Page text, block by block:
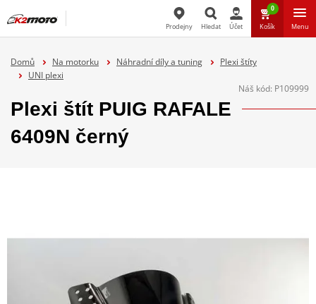
Prodejny Hledat Účet
0
Košík Menu
Domů Na motorku Náhradní díly a tuning
Plexi štíty
UNI plexi
Náš kód: P109999
Plexi štít PUIG RAFALE
6409N černý